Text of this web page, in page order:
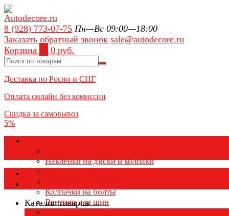
8 (928) 773-07-75 Пн—Вс 09:00—18:00
Заказать обратный звонок sale@autodecore.ru
Корзина
0 руб.
Доставка по Росии и СНГ
Оплата онлайн без комиссии
Скидка за самовывоз
5%
Наклейки на диски и колпаки
Колпаки на колеса
Колпачки на болты
Вентили для шин
Каталог товаров
Каталог товаров